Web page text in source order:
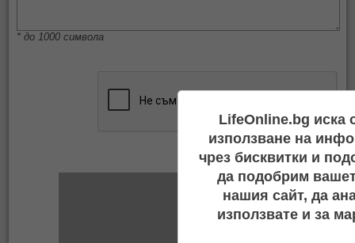
* до 1000 символа
LifeOnline.bg иска
използване на
чрез бисквитки и
да подобрим
нашия сайт, да
използвате и за